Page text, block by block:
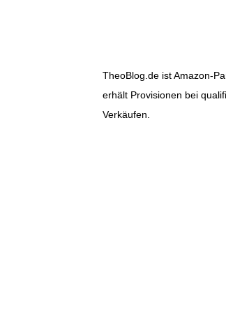
TheoBlog.de ist Amazon-
erhält Provisionen bei
Verkäufen.